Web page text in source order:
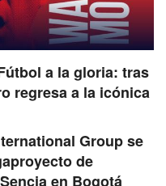
a la gloria: tras
regresa a la icónica
Group se
de
en Bogotá